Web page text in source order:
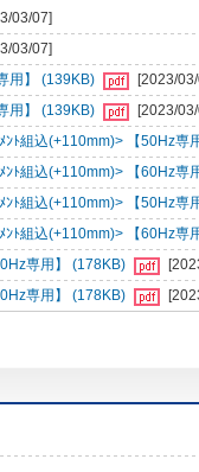
03/07]
03/07]
用】 (139KB)
[2023/
用】 (139KB)
[2023/
ﾝﾄ組込(+110mm)> 【50Hz専
ﾝﾄ組込(+110mm)> 【60Hz専
ﾝﾄ組込(+110mm)> 【50Hz専
ﾝﾄ組込(+110mm)> 【60Hz専
専用】 (178KB)
専用】 (178KB)